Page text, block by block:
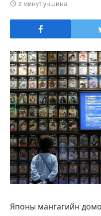
2 минут уншина
Японы мангагийн